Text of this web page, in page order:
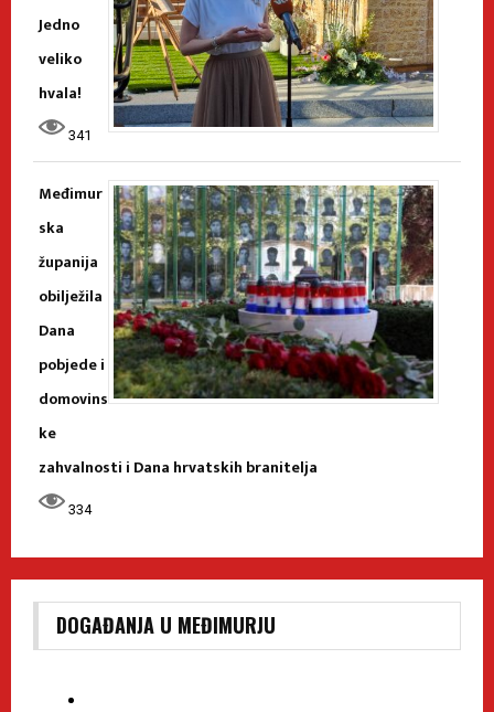
Jedno
veliko
hvala!
341
Međimur
ska
županija
obilježila
Dana
pobjede i
domovins
ke
zahvalnosti i Dana hrvatskih branitelja
334
DOGAĐANJA U MEĐIMURJU